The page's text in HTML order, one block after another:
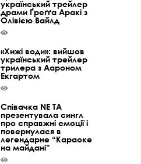
український трейлер
драми Ґреґґа Аракі з
Олівією Вайлд
«Хижі води»: вийшов
український трейлер
трилера з Аароном
Екгартом
Співачка NE TA
презентувала сингл
про справжні емоції і
повернулася в
легендарне “Караоке
на майдані”